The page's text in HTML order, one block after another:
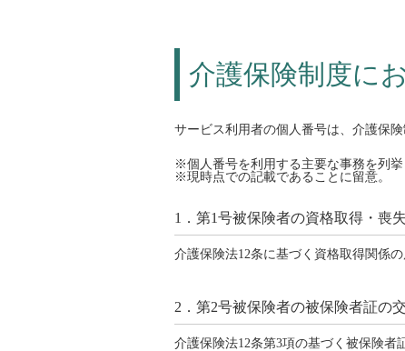
介護保険制度に
サービス利用者の個人番号は、介護保
※個人番号を利用する主要な事務を列
※現時点での記載であることに留意。
1．第1号被保険者の資格取得・喪
介護保険法12条に基づく資格取得関係
2．第2号被保険者の被保険者証の
介護保険法12条第3項の基づく被保険者